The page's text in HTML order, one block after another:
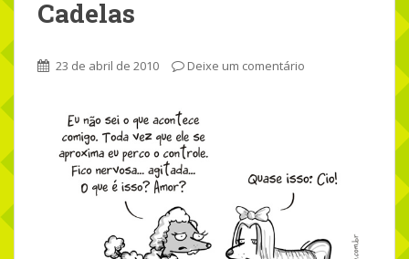
Cadelas
23 de abril de 2010 Deixe um comentário